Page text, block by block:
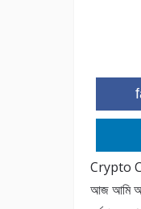
Crypto
আজ আমি